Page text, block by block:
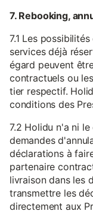
7. Rebooking,
7.1 Les
services déjà
égard peuvent
contractuels ou
tier respectif.
conditions des
7.2 Holidu n'a ni
demandes
déclarations à
partenaire
livraison dans les
transmettre les
directement aux